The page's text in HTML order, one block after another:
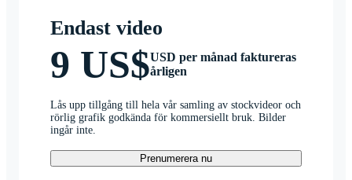
Endast video
9 US$USD per månad faktureras
årligen
Lås upp tillgång till hela vår samling av stockvideor och
rörlig grafik godkända för kommersiellt bruk. Bilder
ingår inte.
Prenumerera nu